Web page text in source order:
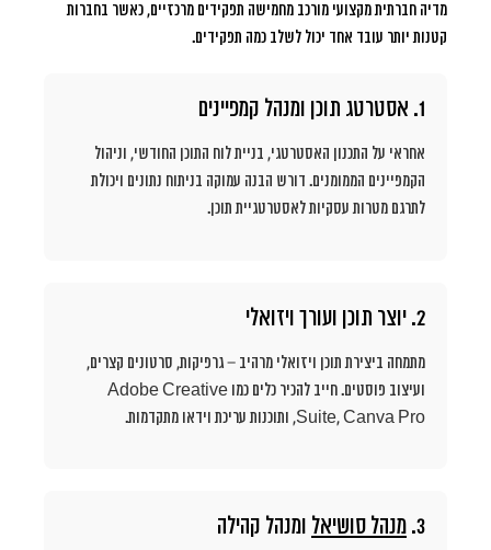
מדיה חברתית מקצועי מורכב מחמישה תפקידים מרכזיים, כאשר בחברות
קטנות יותר עובד אחד יכול לשלב כמה תפקידים.
1. אסטרטג תוכן ומנהל קמפיינים
אחראי על התכנון האסטרטגי, בניית לוח התוכן החודשי, וניהול
הקמפיינים הממומנים. דורש הבנה עמוקה בניתוח נתונים ויכולת
לתרגם מטרות עסקיות לאסטרטגיית תוכן.
2. יוצר תוכן ועורך ויזואלי
מתמחה ביצירת תוכן ויזואלי מרהיב – גרפיקות, סרטונים קצרים,
ועיצוב פוסטים. חייב להכיר כלים כמו Adobe Creative
Suite, Canva Pro, ותוכנות עריכת וידאו מתקדמות.
3. מנהל סושיאל ומנהל קהילה